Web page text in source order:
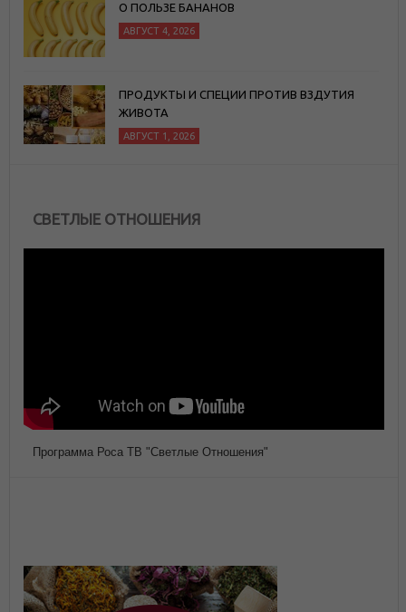
О ПОЛЬЗЕ БАНАНОВ
АВГУСТ 4, 2026
ПРОДУКТЫ И СПЕЦИИ ПРОТИВ ВЗДУТИЯ
ЖИВОТА
АВГУСТ 1, 2026
СВЕТЛЫЕ ОТНОШЕНИЯ
Программа Роса ТВ "Светлые Отношения"